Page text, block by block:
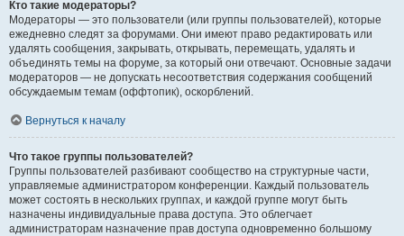
Кто такие модераторы?
Модераторы — это пользователи (или группы пользователей), которые
ежедневно следят за форумами. Они имеют право редактировать или
удалять сообщения, закрывать, открывать, перемещать, удалять и
объединять темы на форуме, за который они отвечают. Основные задачи
модераторов — не допускать несоответствия содержания сообщений
обсуждаемым темам (оффтопик), оскорблений.
Вернуться к началу
Что такое группы пользователей?
Группы пользователей разбивают сообщество на структурные части,
управляемые администратором конференции. Каждый пользователь
может состоять в нескольких группах, и каждой группе могут быть
назначены индивидуальные права доступа. Это облегчает
администраторам назначение прав доступа одновременно большому